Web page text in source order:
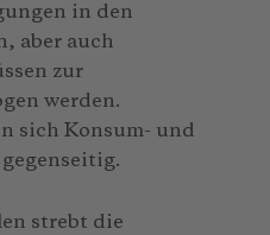
in den
aber auch
zur
werden.
sich Konsum- und
strebt die